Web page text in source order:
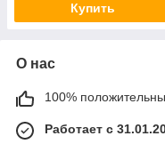
Купить
О нас
100%
Работает с